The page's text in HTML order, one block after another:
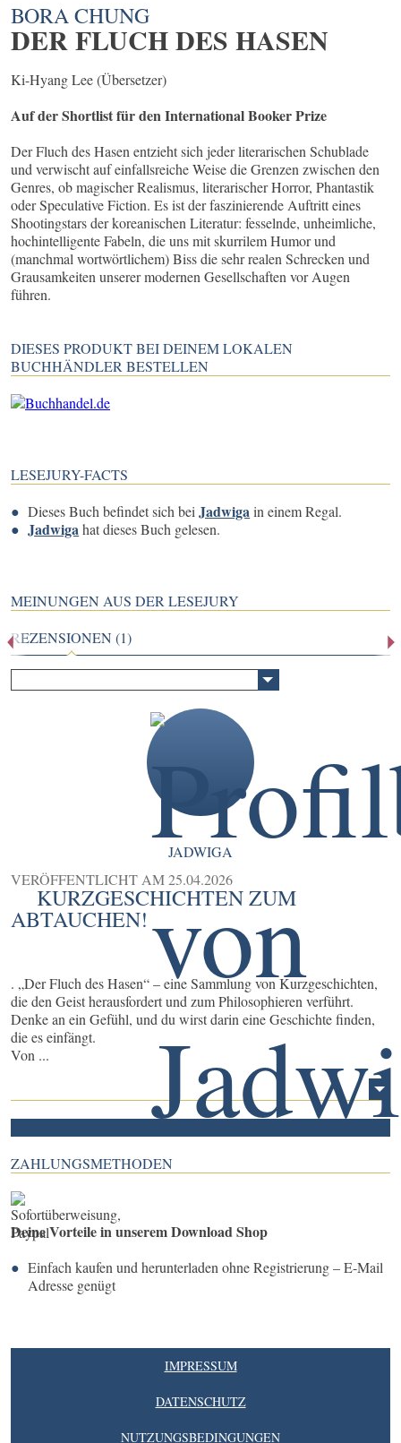
BORA CHUNG
DER FLUCH DES HASEN
Ki-Hyang Lee (Übersetzer)
Auf der Shortlist für den International Booker Prize
Der Fluch des Hasen entzieht sich jeder literarischen Schublade
und verwischt auf einfallsreiche Weise die Grenzen zwischen den
Genres, ob magischer Realismus, literarischer Horror, Phantastik
oder Speculative Fiction. Es ist der faszinierende Auftritt eines
Shootingstars der koreanischen Literatur: fesselnde, unheimliche,
hochintelligente Fabeln, die uns mit skurrilem Humor und
(manchmal wortwörtlichem) Biss die sehr realen Schrecken und
Grausamkeiten unserer modernen Gesellschaften vor Augen
führen.
DIESES PRODUKT BEI DEINEM LOKALEN
BUCHHÄNDLER BESTELLEN
LESEJURY-FACTS
Dieses Buch befindet sich beiJadwigain einem Regal.
Jadwigahat dieses Buch gelesen.
MEINUNGEN AUS DER LESEJURY
REZENSIONEN (1)
JADWIGA
VERÖFFENTLICHT AM25.04.2026
KURZGESCHICHTEN ZUM
ABTAUCHEN!
. „Der Fluch des Hasen“ – eine Sammlung von Kurzgeschichten,
die den Geist herausfordert und zum Philosophieren verführt.
Denke an ein Gefühl, und du wirst darin eine Geschichte finden,
die es einfängt.
Von ...
ZAHLUNGSMETHODEN
Deine Vorteile in unserem Download Shop
Einfach kaufen und herunterladen ohne Registrierung – E-Mail
Adresse genügt
IMPRESSUM
DATENSCHUTZ
NUTZUNGSBEDINGUNGEN